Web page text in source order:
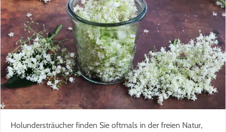
Holundersträucher finden Sie oftmals in der freien Natur,